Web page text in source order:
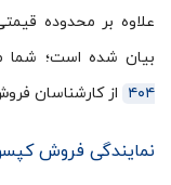
بیان شده است؛ شما
۴۰۴ از کارشناسان
نمایندگی فروش کپسول آر ۴۰۴